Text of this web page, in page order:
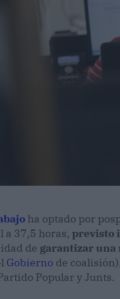
ha optado por
a 37,5 horas, previsto
de garantizar una
Gobierno de
Popular y Junts.